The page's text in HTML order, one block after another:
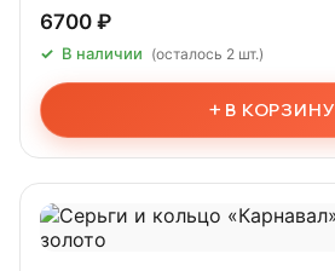
6700 ₽
В наличии (осталось 2 шт.)
+ В КОРЗИНУ